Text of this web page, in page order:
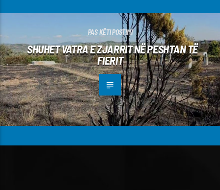
PAS KËTI POSTIMI
SHUHET VATRA E ZJARRIT NË PESHTAN TË
FIERIT